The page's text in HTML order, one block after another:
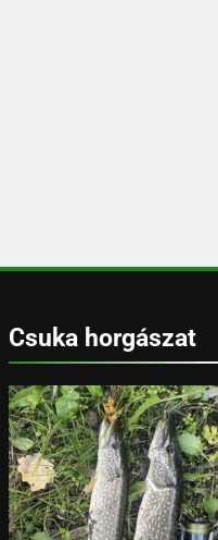
Csuka horgászat